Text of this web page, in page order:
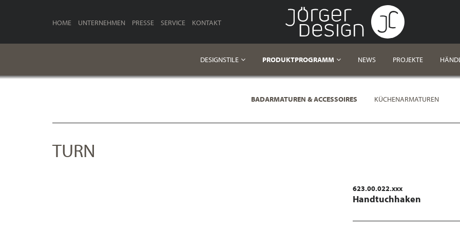
HOME UNTERNEHMEN PRESSE SERVICE KONTAKT
DESIGNSTILE PRODUKTPROGRAMM NEWS PROJEKTE
BADARMATUREN & ACCESSOIRES KÜCHENARMATUREN
TURN
623.00.022.xxx
Handtuchhaken